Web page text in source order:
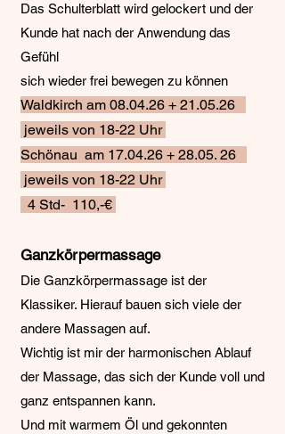
Das Schulterblatt wird gelockert und der
Kunde hat nach der Anwendung das
Gefühl
sich wieder frei bewegen zu können
Waldkirch am 08.04.26 + 21.05.26
jeweils von 18-22 Uhr
Schönau am 17.04.26 + 28.05. 26
jeweils von 18-22 Uhr
4 Std- 110,-€
Ganzkörpermassage
Die Ganzkörpermassage ist der
Klassiker. Hierauf bauen sich viele der
andere Massagen auf.
Wichtig ist mir der harmonischen Ablauf
der Massage, das sich der Kunde voll und
ganz entspannen kann.
Und mit warmem Öl und gekonnten